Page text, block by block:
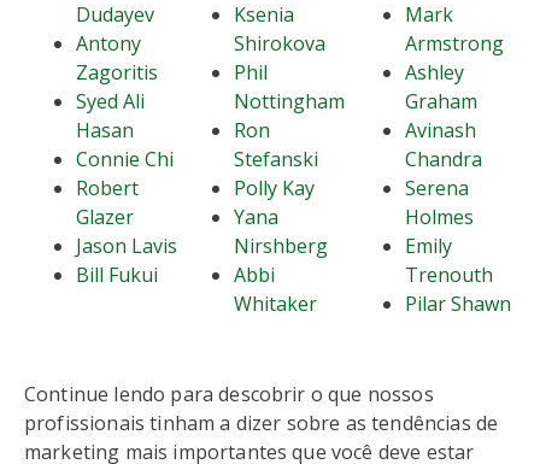
Dudayev
Antony
Zagoritis
Syed Ali
Hasan
Connie Chi
Robert
Glazer
Jason Lavis
Bill Fukui
Ksenia
Shirokova
Phil
Nottingham
Ron
Stefanski
Polly Kay
Yana
Nirshberg
Abbi
Whitaker
Mark
Armstrong
Ashley
Graham
Avinash
Chandra
Serena
Holmes
Emily
Trenouth
Pilar Shawn
Continue lendo para descobrir o que nossos
profissionais tinham a dizer sobre as tendências de
marketing mais importantes que você deve estar